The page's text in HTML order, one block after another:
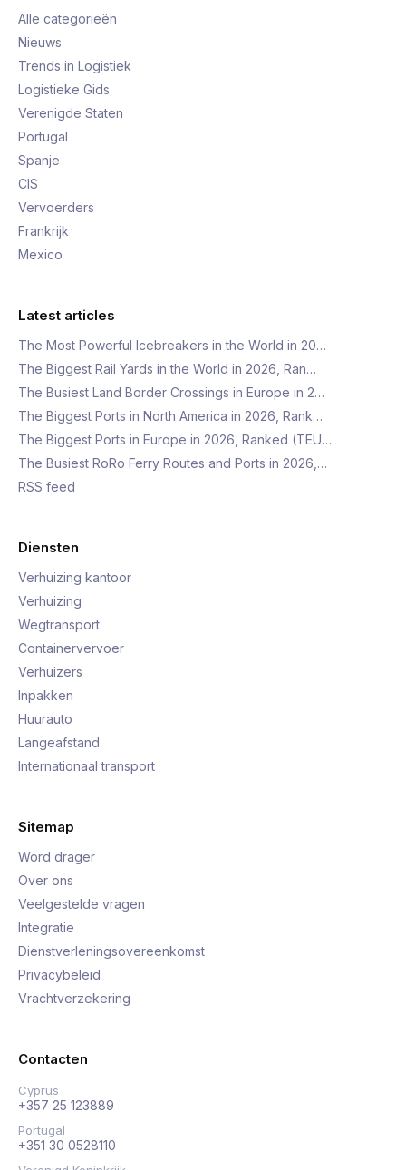
Alle categorieën
Nieuws
Trends in Logistiek
Logistieke Gids
Verenigde Staten
Portugal
Spanje
CIS
Vervoerders
Frankrijk
Mexico
Latest articles
The Most Powerful Icebreakers in the World in 20…
The Biggest Rail Yards in the World in 2026, Ran…
The Busiest Land Border Crossings in Europe in 2…
The Biggest Ports in North America in 2026, Rank…
The Biggest Ports in Europe in 2026, Ranked (TEU…
The Busiest RoRo Ferry Routes and Ports in 2026,…
RSS feed
Diensten
Verhuizing kantoor
Verhuizing
Wegtransport
Containervervoer
Verhuizers
Inpakken
Huurauto
Langeafstand
Internationaal transport
Sitemap
Word drager
Over ons
Veelgestelde vragen
Integratie
Dienstverleningsovereenkomst
Privacybeleid
Vrachtverzekering
Contacten
Cyprus
+357 25 123889
Portugal
+351 30 0528110